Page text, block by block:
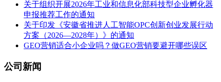
关于组织开展2026年工业和信息化部科技型企业孵化器
申报推荐工作的通知
关于印发《安徽省推进人工智能OPC创新创业发展行动
方案（2026—2028年）》的通知
GEO营销适合小企业吗？做GEO营销要避开哪些误区
公司新闻